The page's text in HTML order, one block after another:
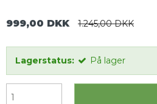
999,00 DKK 1.245,00 DKK
Lagerstatus: På lager